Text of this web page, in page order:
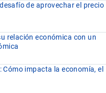
de aprovechar el precio
relación económica con un
impacta la economía, el